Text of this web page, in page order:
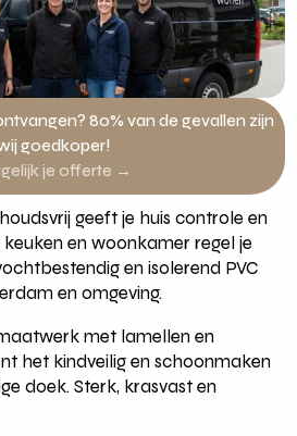
80% van de gevallen zijn
goedkoper!
je offerte →
geeft je huis controle en
en woonkamer regel je
en isolerend PVC
en omgeving.
met lamellen en
het kindveilig en schoonmaken
doek. Sterk, krasvast en